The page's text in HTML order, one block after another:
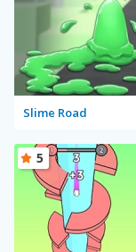
Slime Road
5